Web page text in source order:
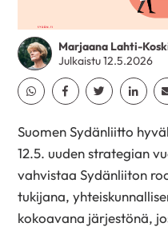
Marjaana Lahti-
Julkaistu 12.5.2026
Jaa Whatsapp
Jaa Facebook
Jaa Twitter
Jaa
Suomen Sydänliitto
12.5. uuden strategian
vahvistaa Sydänliiton
tukijana,
kokoavana järjestönä,